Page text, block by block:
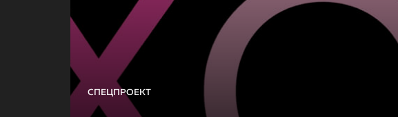
СПЕЦПРОЕКТ